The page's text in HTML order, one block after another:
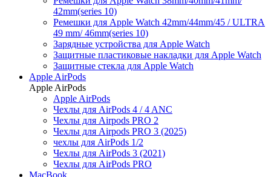
42mm(series 10)
Ремешки для Apple Watch 42mm/44mm/45 / ULTRA
49 mm/ 46mm(series 10)
Зарядные устройства для Apple Watch
Защитные пластиковые накладки для Apple Watch
Защитные стекла для Apple Watch
Apple AirPods
Apple AirPods
Apple AirPods
Чехлы для AirPods 4 / 4 ANC
Чехлы для Airpods PRO 2
Чехлы для Airpods PRO 3 (2025)
чехлы для AirPods 1/2
Чехлы для AirPods 3 (2021)
Чехлы для AirPods PRO
MacBook